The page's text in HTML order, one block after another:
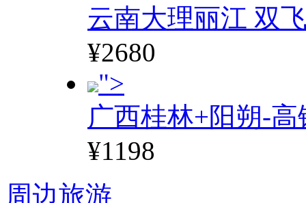
云南大理丽江 双
¥2680
">
广西桂林+阳朔-高
¥1198
周边旅游